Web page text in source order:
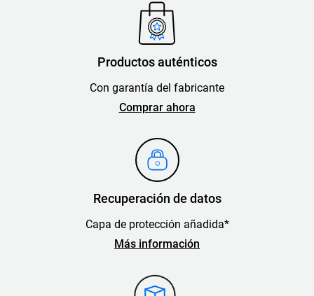
Productos auténticos
Con garantía del fabricante
Comprar ahora
Recuperación de datos
Capa de protección añadida*
Más información